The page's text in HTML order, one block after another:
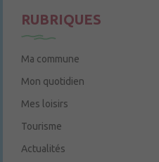
RUBRIQUES
Ma commune
Mon quotidien
Mes loisirs
Tourisme
Actualités